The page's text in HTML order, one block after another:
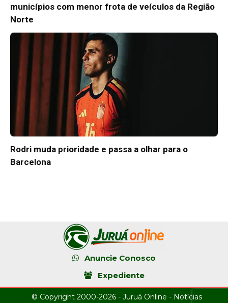
municípios com menor frota de veículos da Região
Norte
Rodri muda prioridade e passa a olhar para o
Barcelona
Anuncie Conosco
Expediente
© Copyright 2000-2026 - Juruá Online - Notícias